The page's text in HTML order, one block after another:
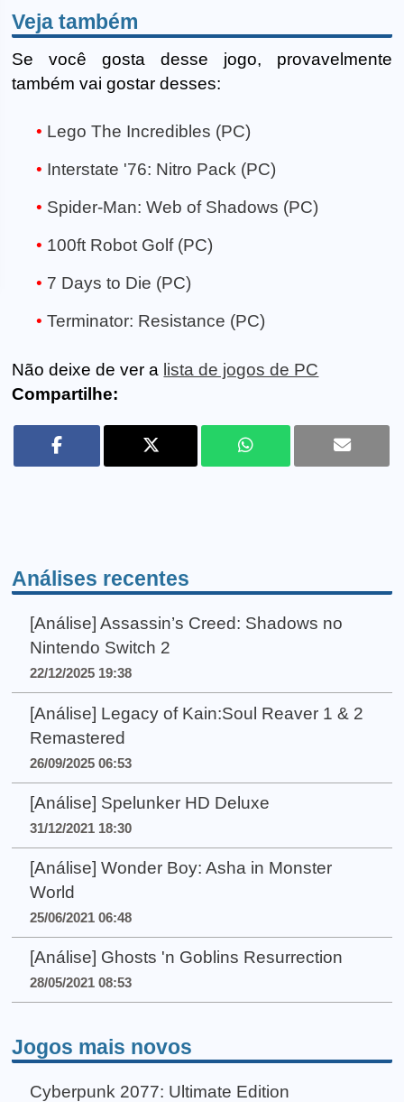
Veja também
Se você gosta desse jogo, provavelmente
também vai gostar desses:
Lego The Incredibles (PC)
Interstate '76: Nitro Pack (PC)
Spider-Man: Web of Shadows (PC)
100ft Robot Golf (PC)
7 Days to Die (PC)
Terminator: Resistance (PC)
Não deixe de ver a lista de jogos de PC
Compartilhe:
Análises recentes
[Análise] Assassin’s Creed: Shadows no
Nintendo Switch 2
22/12/2025 19:38
[Análise] Legacy of Kain:Soul Reaver 1 & 2
Remastered
26/09/2025 06:53
[Análise] Spelunker HD Deluxe
31/12/2021 18:30
[Análise] Wonder Boy: Asha in Monster
World
25/06/2021 06:48
[Análise] Ghosts 'n Goblins Resurrection
28/05/2021 08:53
Jogos mais novos
Cyberpunk 2077: Ultimate Edition